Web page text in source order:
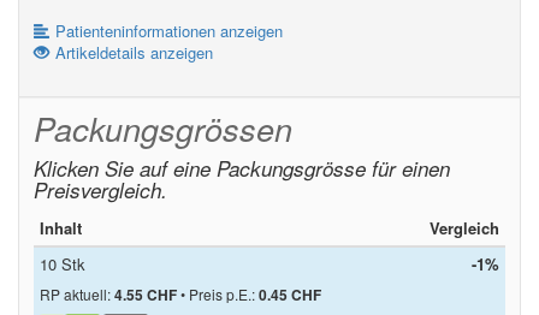
Patienteninformationen anzeigen
Artikeldetails anzeigen
Packungsgrössen
Klicken Sie auf eine Packungsgrösse für einen
Preisvergleich.
Inhalt
Vergleich
10 Stk
RP aktuell:4.55 CHF• Preis p.E.:0.45 CHF
-1%